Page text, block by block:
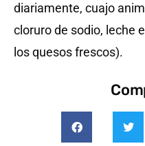
diariamente, cuajo
cloruro de sodio, leche
los quesos frescos).